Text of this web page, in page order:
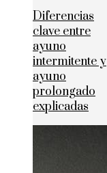
Diferencias
clave entre
ayuno
intermitente y
ayuno
prolongado
explicadas